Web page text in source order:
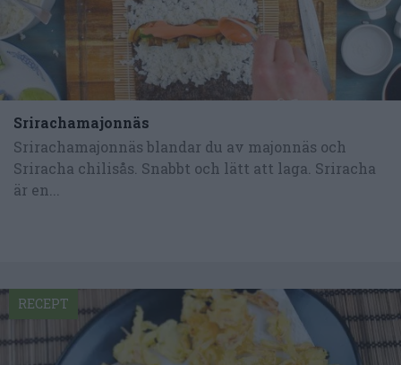
Srirachamajonnäs
Srirachamajonnäs blandar du av majonnäs och
Sriracha chilisås. Snabbt och lätt att laga. Sriracha
är en...
RECEPT